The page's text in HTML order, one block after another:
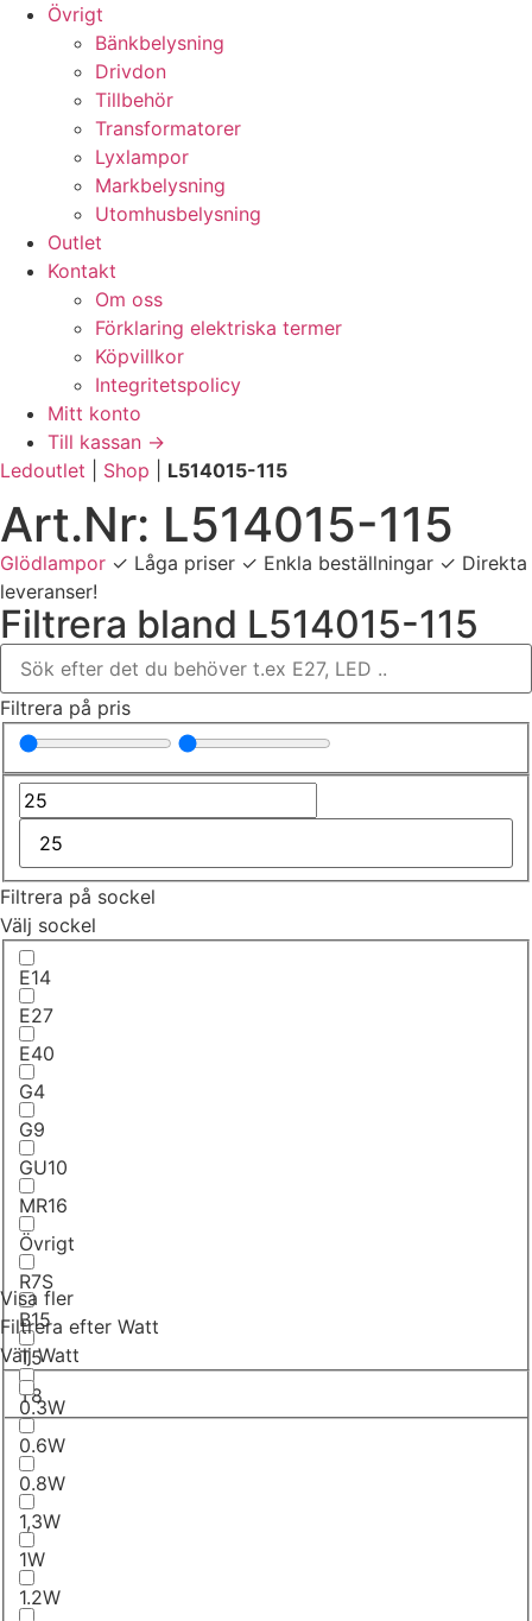
Övrigt
Bänkbelysning
Drivdon
Tillbehör
Transformatorer
Lyxlampor
Markbelysning
Utomhusbelysning
Outlet
Kontakt
Om oss
Förklaring elektriska termer
Köpvillkor
Integritetspolicy
Mitt konto
Till kassan →
Ledoutlet
Shop L514015-115
Art.Nr: L514015-115
Glödlampor ✓ Låga priser ✓ Enkla beställningar ✓ Direkta
leveranser!
Filtrera bland L514015-115
Filtrera på pris
Filtrera på sockel
Välj sockel
E14
E27
E40
G4
G9
GU10
MR16
Övrigt
R7S
B15
T5
T8
Visa fler
Filtrera efter Watt
Välj Watt
0.3W
0.6W
0.8W
1,3W
1W
1.2W